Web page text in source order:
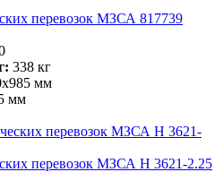
перевозок МЗСА 817739
338 кг
мм
мм
перевозок МЗСА H 3621-2.25